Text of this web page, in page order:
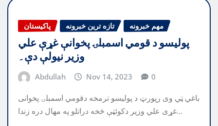
پاکیستان تازه ترین خبرونه مهم خبرونه
پوليسو د قومي اسمبلۍ پخوانې غړې علي
وزير نيولې دې۔
Abdullah Nov 14, 2023 0
باغي ټي وی رپورټ د پوليسو ترمخه دقومي اسمبلۍ پخوانى
غړى علي وزير دکوئټې څخه دراتلو په مهال دره زندا…